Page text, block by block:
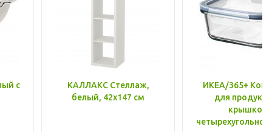
с
КАЛЛАКС Стеллаж,
белый, 42x147 см
ИКЕА/365+
для
крышкой,